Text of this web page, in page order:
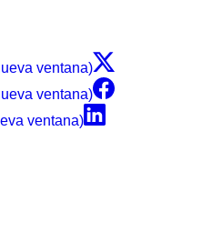
ventana)
ventana)
ventana)